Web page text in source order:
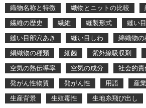
織物名称と特徴
織物とニットの比較
繊維の歴史
繊維 縫製形式
縫い
縫い目部穴あき
縫い目しわ
綿織物
絹織物の種類
細菌 紫外線吸収剤
空気の熱伝導率
空気の成分 社会的
発がん性物質
発がん性 用語 産
生産背景
生殖毒性 生地糸飛び出し